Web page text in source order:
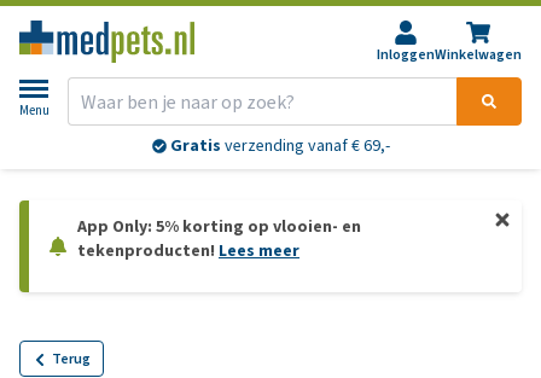
InloggenWinkelwagen
Menu
Gratis verzending vanaf € 69,-
App Only: 5% korting op vlooien- en
tekenproducten! Lees meer
Terug